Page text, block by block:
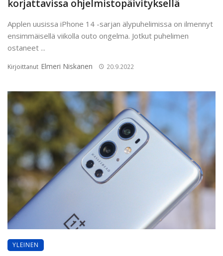
korjattavissa ohjelmistopäivityksellä
Applen uusissa iPhone 14 -sarjan älypuhelimissa on ilmennyt
ensimmäisellä viikolla outo ongelma. Jotkut puhelimen
ostaneet ...
Kirjoittanut Elmeri Niskanen 20.9.2022
YLEINEN